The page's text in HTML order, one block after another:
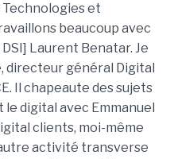
et
beaucoup avec
Laurent Benatar. Je
directeur général Digital
Il chapeaute des sujets
digital avec Emmanuel
clients, moi-même
activité transverse